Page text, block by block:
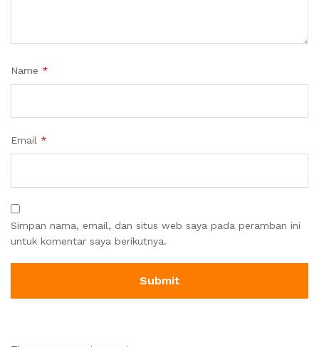
Name *
Email *
Simpan nama, email, dan situs web saya pada peramban ini
untuk komentar saya berikutnya.